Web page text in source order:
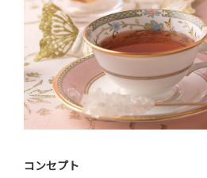
コンセプト